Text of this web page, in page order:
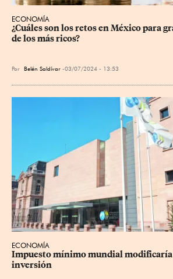
ECONOMÍA
¿Cuáles son los retos en México para
de los más ricos?
Por Belén Saldívar 03/07/2024 - 13:53
ECONOMÍA
Impuesto mínimo mundial modificaría
inversión